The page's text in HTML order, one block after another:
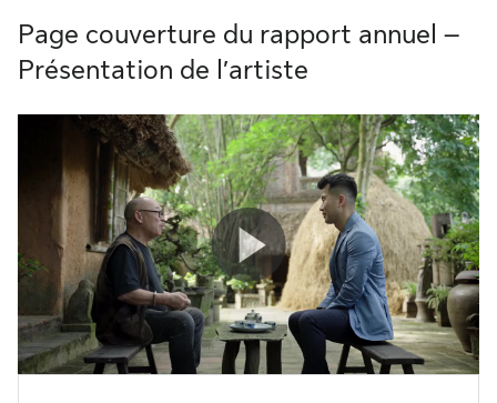
Page couverture du rapport annuel –
Présentation de l’artiste